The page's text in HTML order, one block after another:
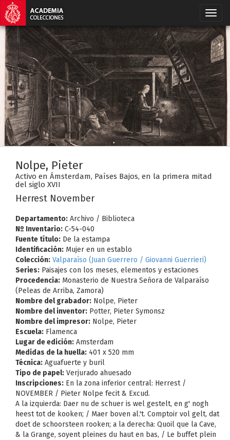
Nolpe, Pieter
Activo en Ámsterdam, Países Bajos, en la primera mitad
del siglo XVII
Herrest November
Departamento: Archivo / Biblioteca
Nº Inventario: C-54-040
Fuente título: De la estampa
Identificación: Mujer en un establo
Colección: Valparaíso (Juan Guerrero / Giovanni Guerrieri)
Series: Paisajes con los meses, elementos y estaciones
Procedencia: Monasterio de Nuestra Señora de Valparaíso
(Peleas de Arriba, Zamora)
Nombre del grabador: Nolpe, Pieter
Nombre del inventor: Potter, Pieter Symonsz
Nombre del impresor: Nolpe, Pieter
Escuela: Flamenca
Lugar de edición: Amsterdam
Medidas de la huella: 401 x 520 mm
Técnica: Aguafuerte y buril
Tipo de papel: Verjurado ahuesado
Inscripciones: En la zona inferior central: Herrest /
NOVEMBER / Pieter Nolpe fecit & Excud.
A la izquierda: Daer nu de schuer is wel gestelt, en g' nogh
heest tot de kooken; / Maer boven al.'t. Comptoir vol gelt, dat
doet de schoorsteen rooken; a la derecha: Quoil que la Cave,
& la Grange, soyent pleines du haut en bas, / Le buffet plein